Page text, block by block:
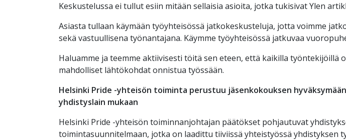
Keskustelussa ei tullut esiin mitään sellaisia asioita, jotka tukisivat Ylen
Asiasta tullaan käymään työyhteisössä jatkokeskusteluja, jotta voimme
sekä vastuullisena työnantajana. Käymme työyhteisössä jatkuvaa
Haluamme ja teemme aktiivisesti töitä sen eteen, että kaikilla
mahdolliset lähtökohdat onnistua työssään.
Helsinki Pride -yhteisön toiminta perustuu jäsenkokouksen
yhdistyslain mukaan
Helsinki Pride -yhteisön toiminnanjohtajan päätökset pohjautuvat
toimintasuunnitelmaan, jotka on laadittu tiiviissä yhteistyössä